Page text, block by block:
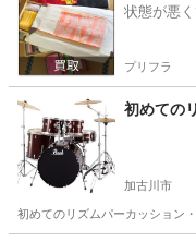
状態が悪
プリフラ
初めての
加古川市
初めてのリズムパーカッション